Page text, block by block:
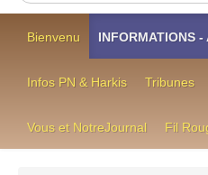
Bienvenu INFORMATIONS
Infos PN & Harkis Tribunes
Vous et NotreJournal Fil